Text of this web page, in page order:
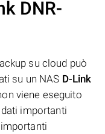
DNR-
su cloud può
su un NAS D-Link
viene eseguito
importanti